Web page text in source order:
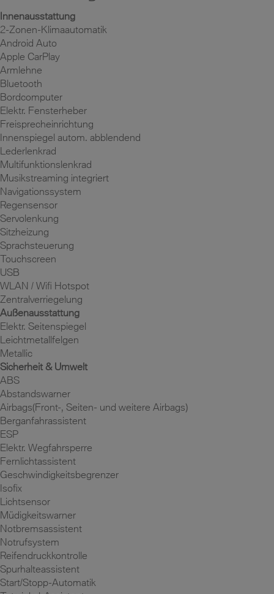
Innenausstattung
2-Zonen-Klimaautomatik
Android Auto
Apple CarPlay
Armlehne
Bluetooth
Bordcomputer
Elektr. Fensterheber
Freisprecheinrichtung
Innenspiegel autom. abblendend
Lederlenkrad
Multifunktionslenkrad
Musikstreaming integriert
Navigationssystem
Regensensor
Servolenkung
Sitzheizung
Sprachsteuerung
Touchscreen
USB
WLAN / Wifi Hotspot
Zentralverriegelung
Außenausstattung
Elektr. Seitenspiegel
Leichtmetallfelgen
Metallic
Sicherheit & Umwelt
ABS
Abstandswarner
Airbags(Front-, Seiten- und weitere Airbags)
Berganfahrassistent
ESP
Elektr. Wegfahrsperre
Fernlichtassistent
Geschwindigkeitsbegrenzer
Isofix
Lichtsensor
Müdigkeitswarner
Notbremsassistent
Notrufsystem
Reifendruckkontrolle
Spurhalteassistent
Start/Stopp-Automatik